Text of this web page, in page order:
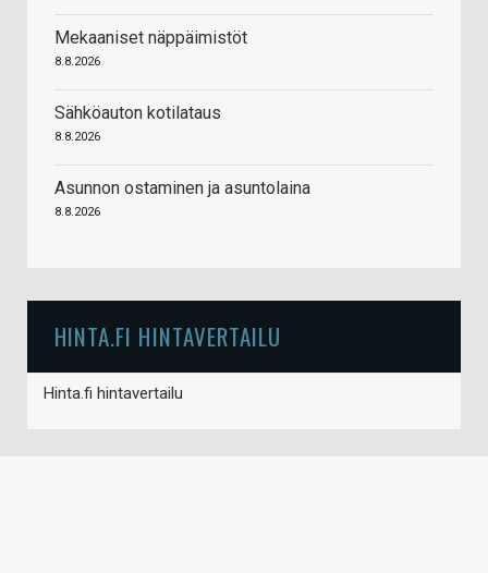
Mekaaniset näppäimistöt
8.8.2026
Sähköauton kotilataus
8.8.2026
Asunnon ostaminen ja asuntolaina
8.8.2026
HINTA.FI HINTAVERTAILU
Hinta.fi hintavertailu